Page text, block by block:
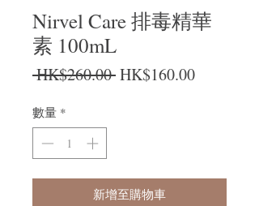
Nirvel Care 排毒精華
素 100mL
HK$260.00 一般價格
HK$160.00促銷價格
數量 *
新增至購物車